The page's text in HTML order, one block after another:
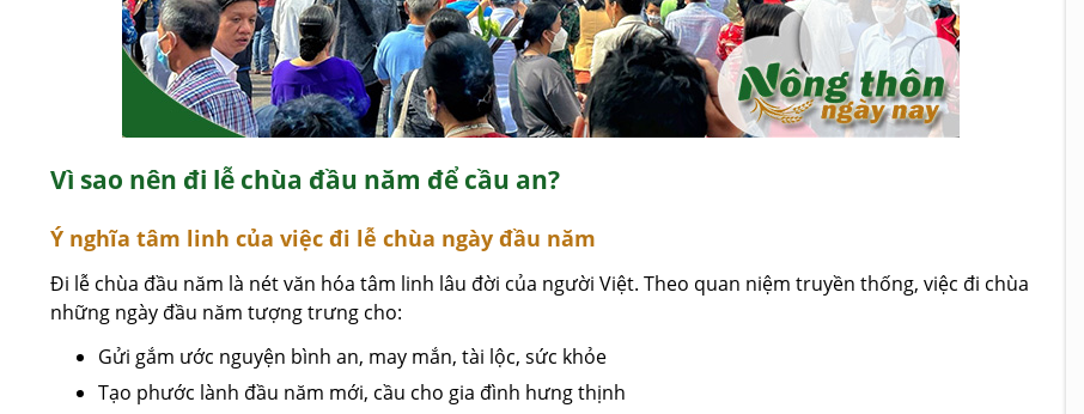
Vì sao nên đi lễ chùa đầu năm để cầu an?
Ý nghĩa tâm linh của việc đi lễ chùa ngày đầu năm
Đi lễ chùa đầu năm là nét văn hóa tâm linh lâu đời của người Việt. Theo quan niệm truyền thống, việc đi chùa
những ngày đầu năm tượng trưng cho:
Gửi gắm ước nguyện bình an, may mắn, tài lộc, sức khỏe
Tạo phước lành đầu năm mới, cầu cho gia đình hưng thịnh